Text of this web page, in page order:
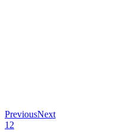
PreviousNext
1 2